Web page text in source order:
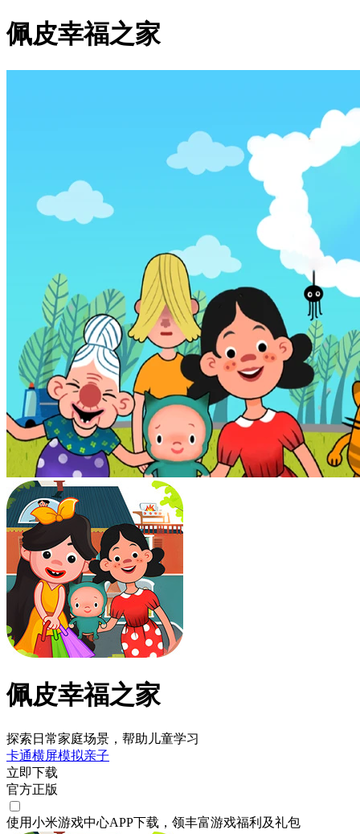
佩皮幸福之家
佩皮幸福之家
探索日常家庭场景，帮助儿童学习
卡通横屏模拟亲子
立即下载
官方正版
使用小米游戏中心APP下载 ，领丰富游戏福利 及礼包